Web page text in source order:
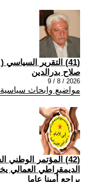
(41) التقرير السياسي ( 112 )
صلاح بدرالدين
2026 / 8 / 9
مواضيع وابحاث سياسية
(42) المؤتمر
الديمقراطي العمالي
براجع أمينا عاما